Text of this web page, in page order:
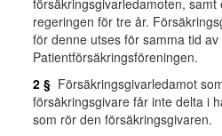
försäkringsgivarledamoten,
regeringen för tre år.
för denne utses för samma tid av
Patientförsäkringsföreningen.
2 § Försäkringsgivarledamot
försäkringsgivare får inte delta i
som rör den försäkringsgivaren.